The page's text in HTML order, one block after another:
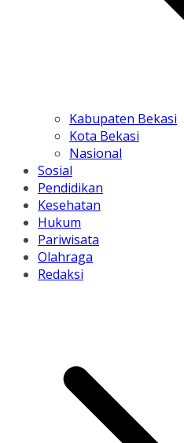
Kabupaten Bekasi
Kota Bekasi
Nasional
Sosial
Pendidikan
Kesehatan
Hukum
Pariwisata
Olahraga
Redaksi